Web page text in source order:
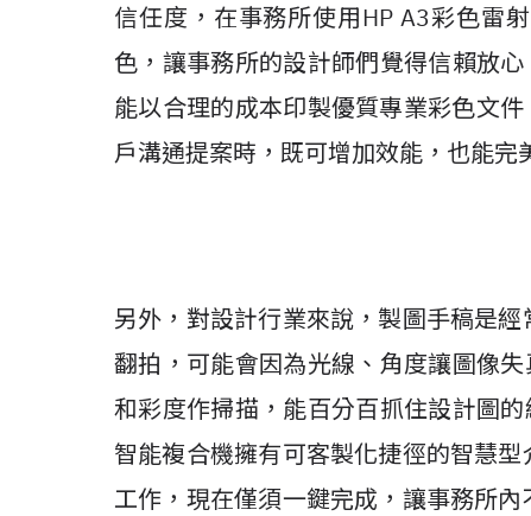
信任度，在事務所使用HP A3彩色雷
色，讓事務所的設計師們覺得信賴放
能以合理的成本印製優質專業彩色文
戶溝通提案時，既可增加效能，也能完
另外，對設計行業來說，製圖手稿是
翻拍，可能會因為光線、角度讓圖像
和彩度作掃描，能百分百抓住設計圖
智能複合機擁有可客製化捷徑的智慧
工作，現在僅須一鍵完成，讓事務所